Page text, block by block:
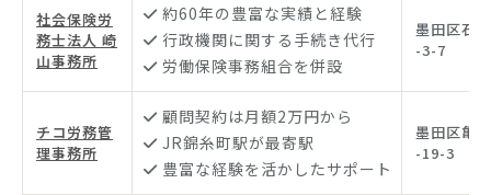
社会保険労
務士法人 崎
山事務所
約60年の豊富な実績と経験
行政機関に関する手続き代行
労働保険事務組合を併設
墨田区石
-3-7
チコ労務管
理事務所
顧問契約は月額2万円から
JR錦糸町駅が最寄駅
豊富な経験を活かしたサポート
墨田区亀
-19-3